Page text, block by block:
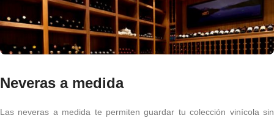
Neveras a medida
Las neveras a medida te permiten guardar tu colección vinícola sin